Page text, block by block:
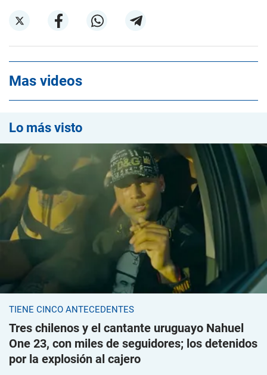
Mas videos
Lo más visto
TIENE CINCO ANTECEDENTES
Tres chilenos y el cantante uruguayo Nahuel
One 23, con miles de seguidores; los detenidos
por la explosión al cajero